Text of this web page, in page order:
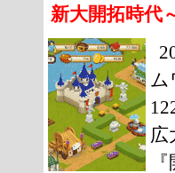
新大開拓時代
広